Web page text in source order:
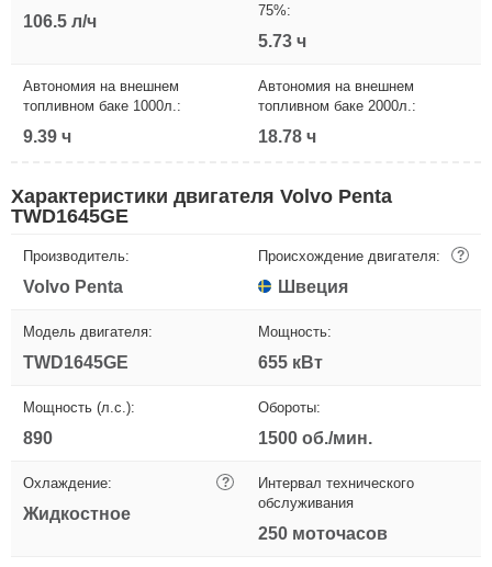
106.5 л/ч
75%:
5.73 ч
Автономия на внешнем
топливном баке 1000л.:
9.39 ч
Автономия на внешнем
топливном баке 2000л.:
18.78 ч
Характеристики двигателя Volvo Penta
TWD1645GE
Производитель:
Volvo Penta
Происхождение двигателя: ?
Швеция
Модель двигателя:
TWD1645GE
Мощность:
655 кВт
Мощность (л.с.):
890
Обороты:
1500 об./мин.
Охлаждение: ?
Жидкостное
Интервал технического
обслуживания
250 моточасов